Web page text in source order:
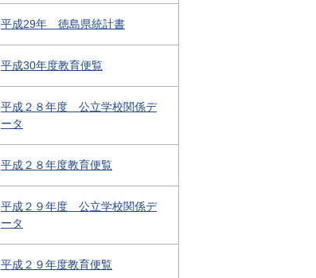
平成29年 徳島県統計書
平成30年度教育便覧
平成２８年度 公立学校関係デ
ータ
平成２８年度教育便覧
平成２９年度 公立学校関係デ
ータ
平成２９年度教育便覧